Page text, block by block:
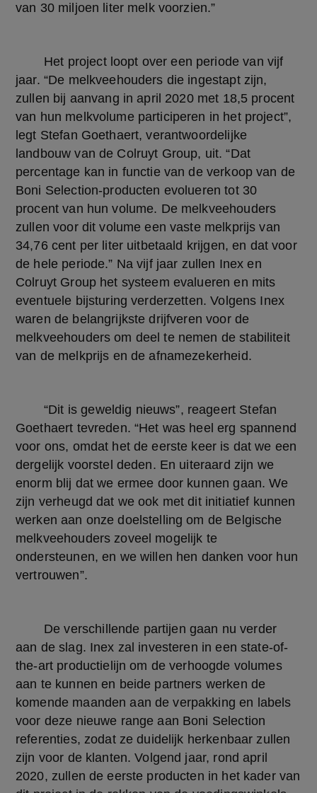
van 30 miljoen liter melk voorzien.”
jaar. “De melkveehouders die ingestapt zijn,
zullen bij aanvang in april 2020 met 18,5 procent
van hun melkvolume participeren in het project”,
legt Stefan Goethaert, verantwoordelijke
landbouw van de Colruyt Group, uit. “Dat
percentage kan in functie van de verkoop van de
Boni Selection-producten evolueren tot 30
procent van hun volume. De melkveehouders
zullen voor dit volume een vaste melkprijs van
34,76 cent per liter uitbetaald krijgen, en dat voor
de hele periode.” Na vijf jaar zullen Inex en
Colruyt Group het systeem evalueren en mits
eventuele bijsturing verderzetten. Volgens Inex
waren de belangrijkste drijfveren voor de
melkveehouders om deel te nemen de stabiliteit
van de melkprijs en de afnamezekerheid.
Goethaert tevreden. “Het was heel erg spannend
voor ons, omdat het de eerste keer is dat we een
dergelijk voorstel deden. En uiteraard zijn we
enorm blij dat we ermee door kunnen gaan. We
zijn verheugd dat we ook met dit initiatief kunnen
werken aan onze doelstelling om de Belgische
melkveehouders zoveel mogelijk te
ondersteunen, en we willen hen danken voor hun
vertrouwen”.
aan de slag. Inex zal investeren in een state-of-
the-art productielijn om de verhoogde volumes
aan te kunnen en beide partners werken de
komende maanden aan de verpakking en labels
voor deze nieuwe range aan Boni Selection
referenties, zodat ze duidelijk herkenbaar zullen
zijn voor de klanten. Volgend jaar, rond april
2020, zullen de eerste producten in het kader van